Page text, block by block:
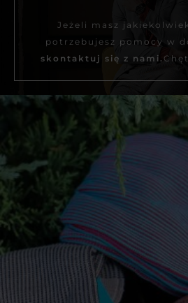
Jeżeli masz
potrzebujesz pomocy w
skontaktuj się z nami.